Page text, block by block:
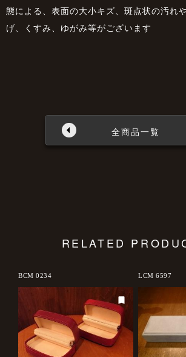
態による、表面の大小キズ、斑点状の汚れ
げ、くすみ、ゆがみ等がございます
全商品一覧
RELATED
BCM 0234 LCM 6597